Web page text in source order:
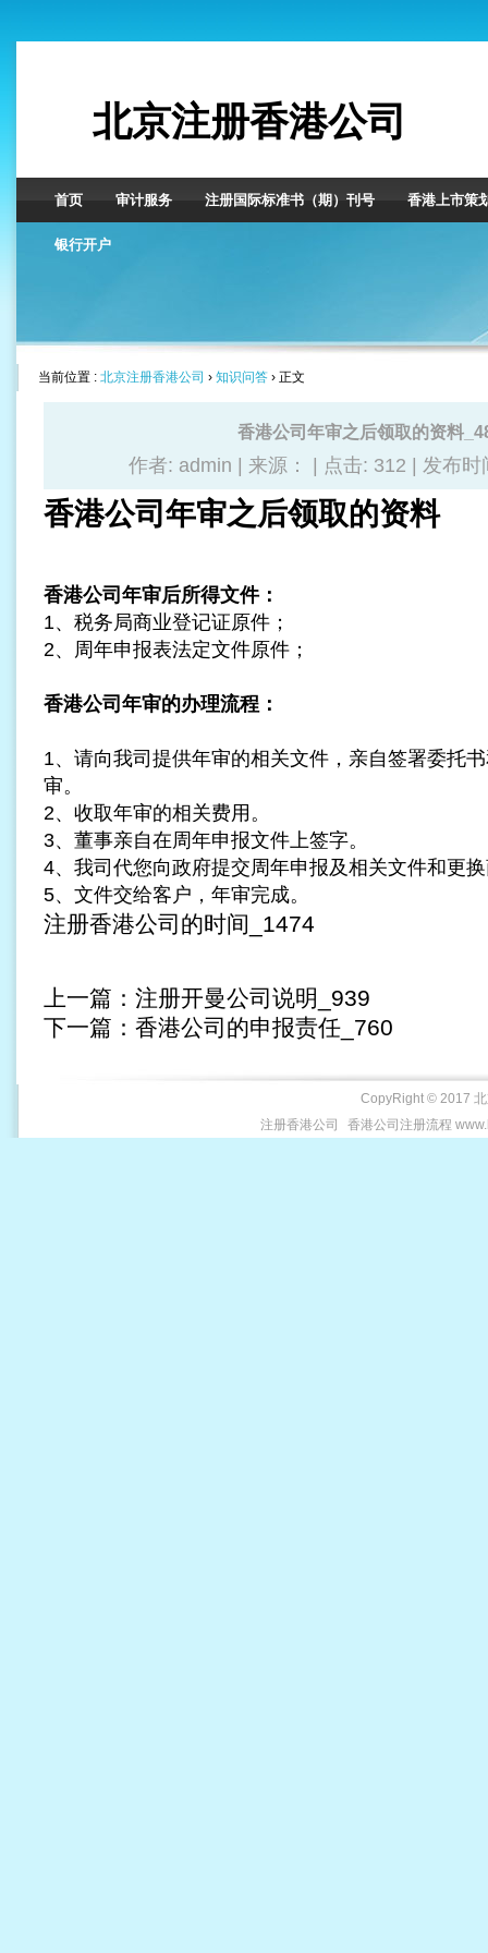
北京注册香港公司
首页 审计服务 注册国际标准书（期）刊号 香港上市策
银行开户
当前位置 : 北京注册香港公司 › 知识问答› 正文
香港公司年审之后领取的资料
作者: admin | 来源： | 点击: 312 | 发布时
香港公司年审之后领取的资料
香港公司年审后所得文件：
1、税务局商业登记证原件；
2、周年申报表法定文件原件；
香港公司年审的办理流程：
1、请向我司提供年审的相关文件，亲自签署委托
审。
2、收取年审的相关费用。
3、董事亲自在周年申报文件上签字。
4、我司代您向政府提交周年申报及相关文件和更
5、文件交给客户，年审完成。
注册香港公司的时间_1474
上一篇： 注册开曼公司说明_939
下一篇： 香港公司的申报责任_760
CopyRight © 2017
注册香港公司
香港公司注册流程